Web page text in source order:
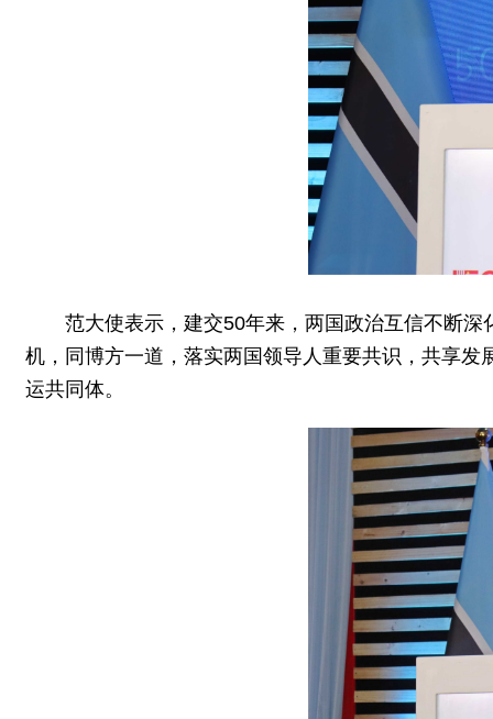
范大使表示，建交50年来，两国政治互信不断
机，同博方一道，落实两国领导人重要共识，共享
运共同体。